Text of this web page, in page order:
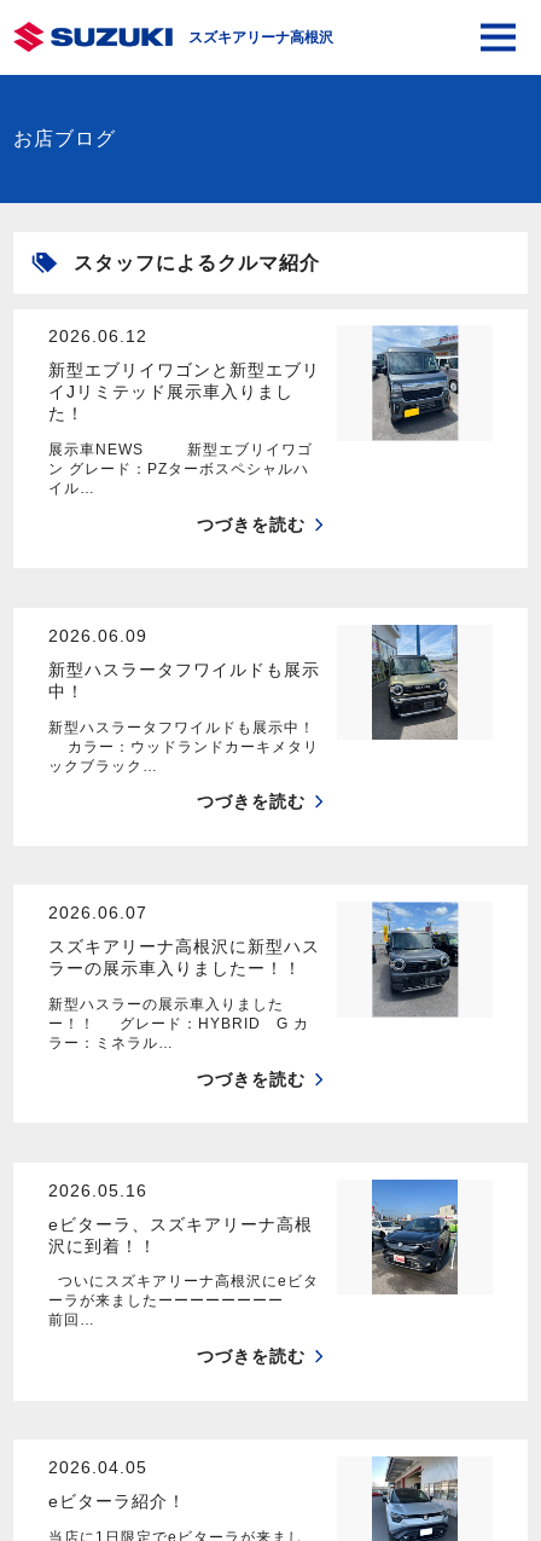
スズキアリーナ高根沢
お店ブログ
スタッフによるクルマ紹介
2026.06.12
新型エブリイワゴンと新型エブリ
イJリミテッド展示車入りまし
た！
展示車NEWS 新型エブリイワゴ
ン グレード：PZターボスペシャルハ
イル…
つづきを読む
2026.06.09
新型ハスラータフワイルドも展示
中！
新型ハスラータフワイルドも展示中！
カラー：ウッドランドカーキメタリ
ックブラック…
つづきを読む
2026.06.07
スズキアリーナ高根沢に新型ハス
ラーの展示車入りましたー！！
新型ハスラーの展示車入りました
ー！！ グレード：HYBRID G カ
ラー：ミネラル…
つづきを読む
2026.05.16
eビターラ、スズキアリーナ高根
沢に到着！！
ついにスズキアリーナ高根沢にeビタ
ーラが来ましたーーーーーーーー
前回…
つづきを読む
2026.04.05
eビターラ紹介！
当店に1日限定でeビターラが来まし